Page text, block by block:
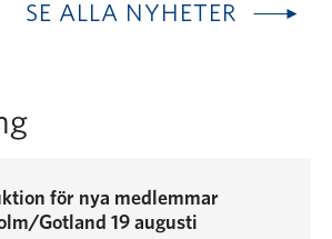
SE ALLA NYHETER
för nya medlemmar
Gotland 19 augusti